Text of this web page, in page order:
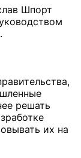
Шпорт
решать
их на